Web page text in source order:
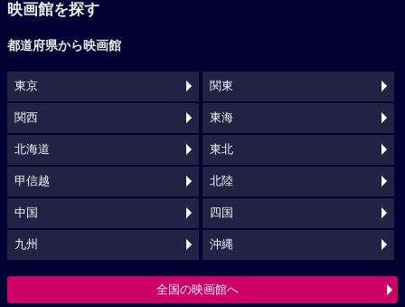
映画館を探す
都道府県から映画館
東京 関東
関西 東海
北海道 東北
甲信越 北陸
中国 四国
九州 沖縄
全国の映画館へ